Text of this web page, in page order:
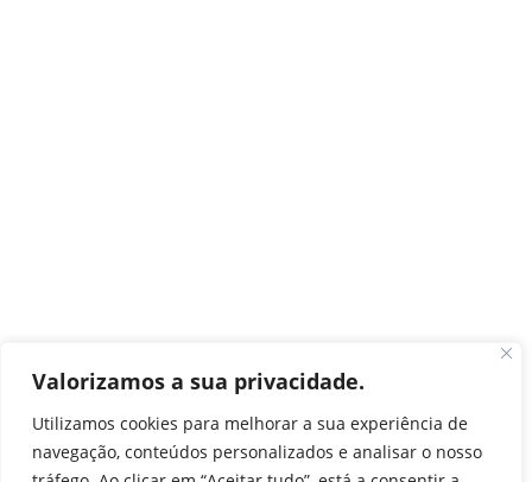
Valorizamos a sua privacidade.
Utilizamos cookies para melhorar a sua experiência de
navegação, conteúdos personalizados e analisar o nosso